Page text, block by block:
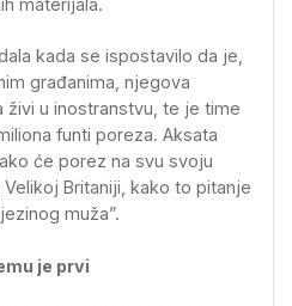
kada se ispostavilo da je,
građanima, njegova
živi u inostranstvu, te je time
funti poreza. Aksata
će porez na svu svoju
Britaniji, kako to pitanje
muža”.
je prvi